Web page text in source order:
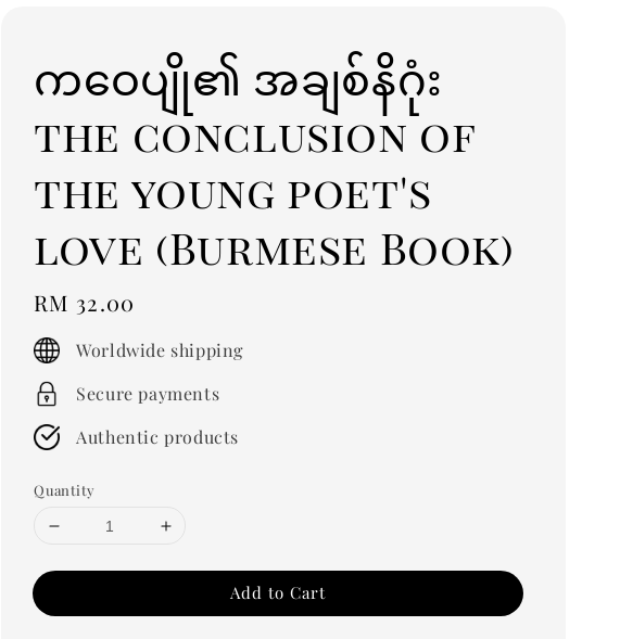
ကဝေပျို၏ အချစ်နိဂုံး
the conclusion of
the young poet's
love (Burmese Book)
Regular
price
RM 32.00
Worldwide shipping
Secure payments
Authentic products
Quantity
Add to Cart